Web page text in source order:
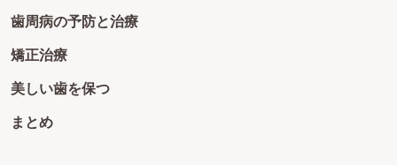
歯周病の予防と治療
矯正治療
美しい歯を保つ
まとめ